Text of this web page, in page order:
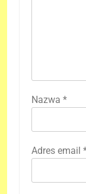
Nazwa *
Adres email